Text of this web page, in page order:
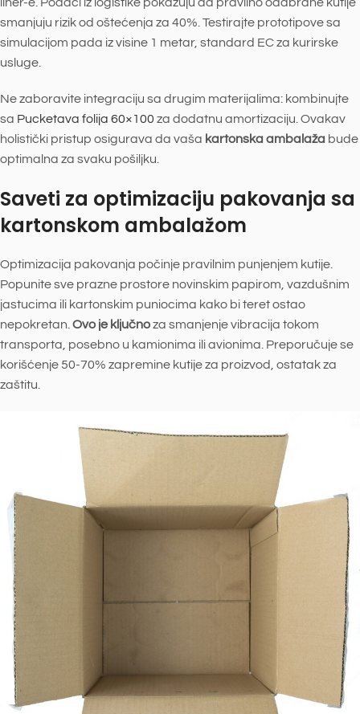
smanjuju rizik od oštećenja za 40%. Testirajte prototipove sa
simulacijom pada iz visine 1 metar, standard EC za kurirske
usluge.
Ne zaboravite integraciju sa drugim materijalima: kombinujte
sa Pucketava folija 60×100 za dodatnu amortizaciju. Ovakav
holistički pristup osigurava da vaša kartonska ambalaža bude
optimalna za svaku pošiljku.
Saveti za optimizaciju pakovanja sa
kartonskom ambalažom
Optimizacija pakovanja počinje pravilnim punjenjem kutije.
Popunite sve prazne prostore novinskim papirom, vazdušnim
jastucima ili kartonskim puniocima kako bi teret ostao
nepokretan. Ovo je ključnoza smanjenje vibracija tokom
transporta, posebno u kamionima ili avionima. Preporučuje se
korišćenje 50-70% zapremine kutije za proizvod, ostatak za
zaštitu.